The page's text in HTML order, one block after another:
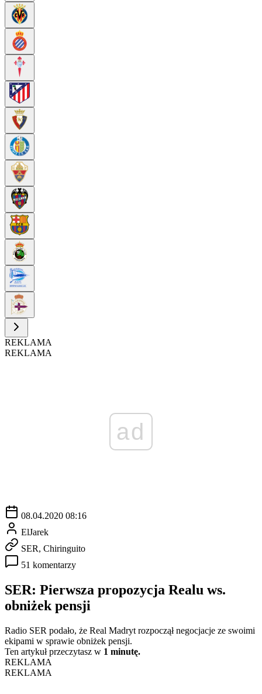
REKLAMA
REKLAMA
ad
08.04.2020 08:16
ElJarek
SER, Chiringuito
51 komentarzy
SER: Pierwsza propozycja Realu ws.
obniżek pensji
Radio SER podało, że Real Madryt rozpoczął negocjacje ze swoimi
ekipami w sprawie obniżek pensji.
Ten artykuł przeczytasz w 1 minutę.
REKLAMA
REKLAMA